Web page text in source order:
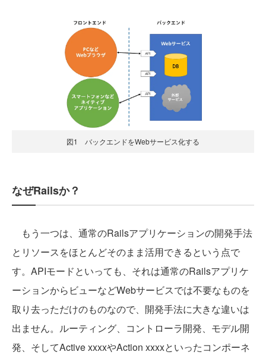
図1 バックエンドをWebサービス化する
なぜRailsか？
もう一つは、通常のRailsアプリケーションの開発手法
とリソースをほとんどそのまま活用できるという点で
す。APIモードといっても、それは通常のRailsアプリケ
ーションからビューなどWebサービスでは不要なものを
取り去っただけのものなので、開発手法に大きな違いは
出ません。ルーティング、コントローラ開発、モデル開
発、そしてActive xxxxやAction xxxxといったコンポーネ